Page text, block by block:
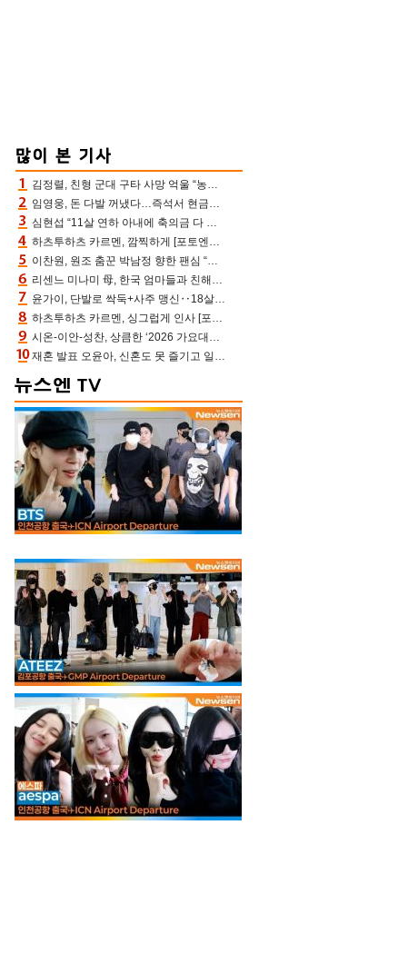
김정렬, 친형 군대 구타 사망 억울 “농약사 처리, 범인 찾았지만…엄마는 이미 치매”(데이앤나잇)
임영웅, 돈 다발 꺼냈다…즉석서 현금으로 수당 챙겨주는 ‘구단주’
심현섭 “11살 연하 아내에 축의금 다 뺏겨, 집도 아내 명의” (동치미)[결정적장면]
하츠투하츠 카르멘, 깜찍하게 [포토엔HD]
이찬원, 원조 춤꾼 박남정 향한 팬심 “어머님 잘 계시지” 폭소(불후)
리센느 미나미 母, 한국 엄마들과 친해진 비결=BTS “최애 정국 얘기로 통해”(전참시)
윤가이, 단발로 싹둑+사주 맹신‥18살 연상 ♥장기하 반한 엉뚱·열정 매력(전참시)
하츠투하츠 카르멘, 싱그럽게 인사 [포토엔HD]
시온-이안-성찬, 상큼한 ‘2026 가요대전 썸머’ MC [포토엔HD]
재혼 발표 오윤아, 신혼도 못 즐기고 일만 “발달장애 子도 취업 1년차, 연차 없어”